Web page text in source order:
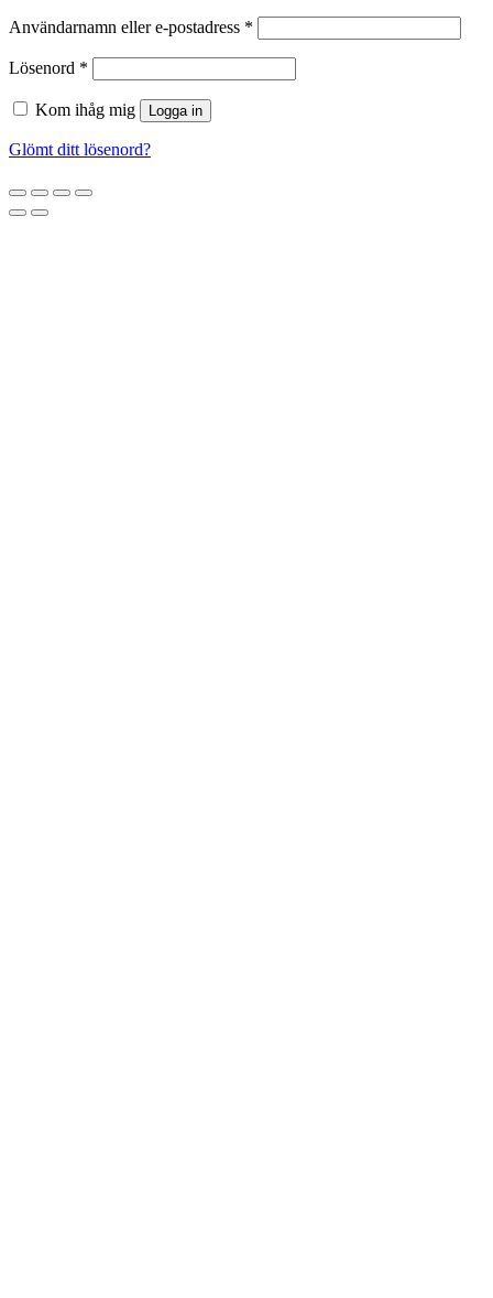
Användarnamn eller e-postadress *
Lösenord *
Kom ihåg mig Logga in
Glömt ditt lösenord?